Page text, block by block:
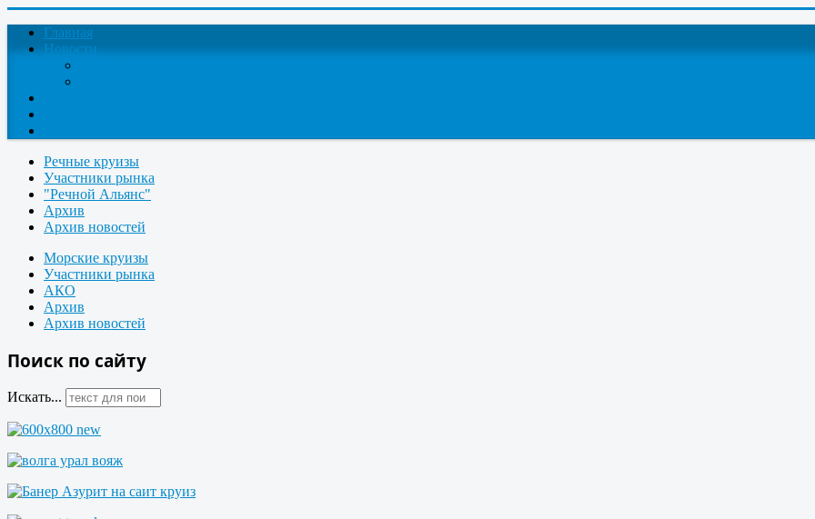
Главная
Новости
Речные круизы
Участники рынка
"Речной Альянс"
Архив
Архив новостей
Морские круизы
Участники рынка
АКО
Архив
Архив новостей
Поиск по сайту
Искать...